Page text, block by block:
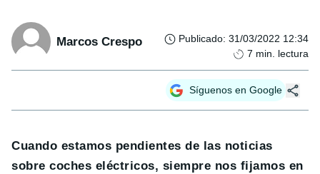
Marcos Crespo Publicado: 31/03/2022 12:34
7 min. lectura
Síguenos en Google
Cuando estamos pendientes de las noticias
sobre coches eléctricos, siempre nos fijamos en